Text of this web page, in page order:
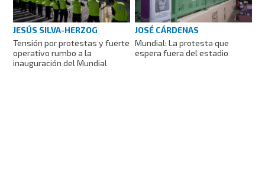
JESÚS SILVA-HERZOG
Tensión por protestas y fuerte
operativo rumbo a la
inauguración del Mundial
JOSÉ CÁRDENAS
Mundial: La protesta que
espera fuera del estadio